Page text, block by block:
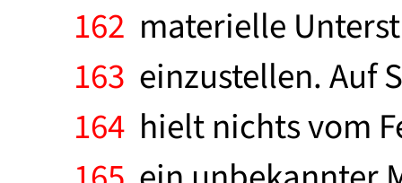
162 materielle
163 einzustellen. Auf
164 hielt nichts vom